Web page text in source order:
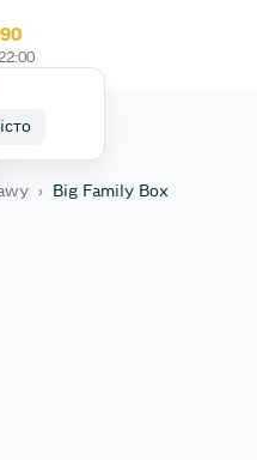
22:00
› Big Family Box